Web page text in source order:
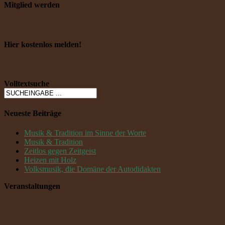
Mitglied werden
Hier kostenlos melden!
Volltextsuche
Neueste Beiträge
Musik & Tradition im Sinne der Worte
Musik & Tradition
Zeitlos gegen Zeitgeist
Heizen mit Holz
Volksmusik, die Domäne der Autodidakten
Veranstaltungen